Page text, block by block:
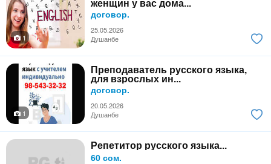
женщин у вас дома...
договор.
25.05.2026
1
Душанбе
Преподаватель русского языка,
для взрослых ин...
договор.
20.05.2026
1
Душанбе
Репетитор русского языка...
60 сом.